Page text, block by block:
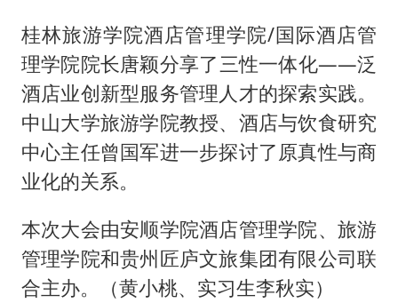
桂林旅游学院酒店管理学院/国际酒店管
理学院院长唐颖分享了三性一体化——泛
酒店业创新型服务管理人才的探索实践。
中山大学旅游学院教授、酒店与饮食研究
中心主任曾国军进一步探讨了原真性与商
业化的关系。
本次大会由安顺学院酒店管理学院、旅游
管理学院和贵州匠庐文旅集团有限公司联
合主办。（黄小桃、实习生李秋实）